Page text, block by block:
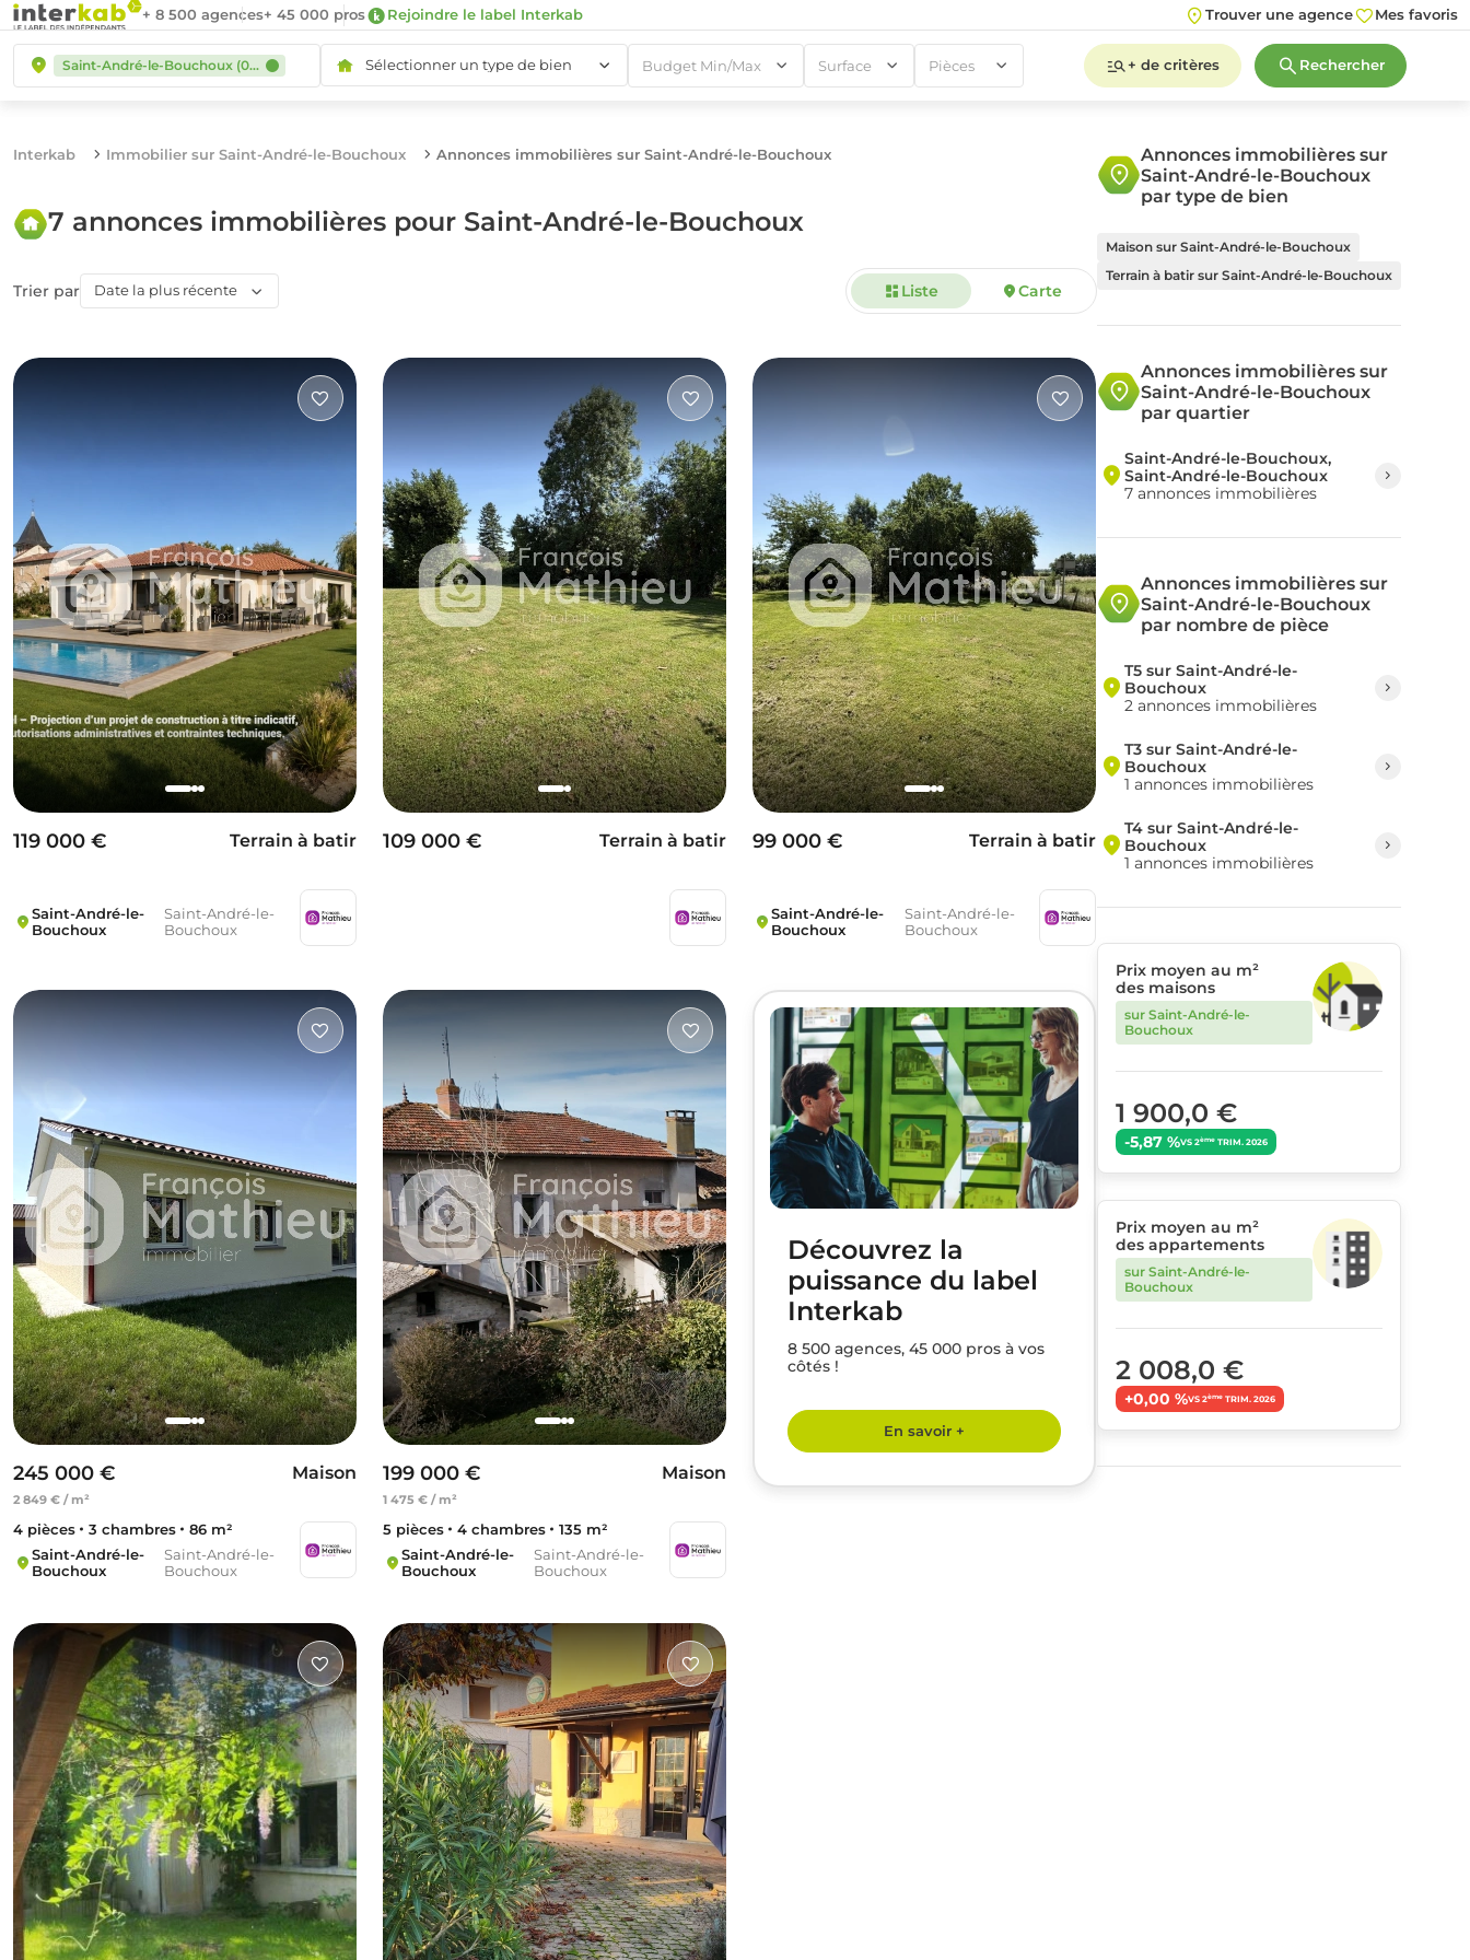
+ 8 500 agences+ 45 000 pros Rejoindre le label Interkab Trouver une agence Mes favoris
Saint-André-le-Bouchoux (01240) Sélectionner un type de bien Budget Min/Max Surface Pièces
5+
2 3 4
+ de critères Rechercher
Interkab Immobilier sur Saint-André-le-Bouchoux Annonces immobilières sur Saint-André-le-Bouchoux
7 annonces immobilières pour Saint-André-le-Bouchoux
Trier par Date la plus récente Liste Carte
119 000 € Terrain à batir
Saint-André-le-
Bouchoux
Saint-André-le-
Bouchoux
109 000 € Terrain à batir 99 000 € Terrain à batir
Saint-André-le-
Bouchoux
Saint-André-le-
Bouchoux
245 000 €
2 849 € / m²
Maison
4 pièces 3 chambres
86 m²
Saint-André-le-
Bouchoux
Saint-André-le-
Bouchoux
199 000 €
1 475 € / m²
Maison
5 pièces 4 chambres
135 m²
Saint-André-le-
Bouchoux
Saint-André-le-
Bouchoux
Découvrez la
puissance du label
Interkab
8 500 agences, 45 000 pros à vos
côtés !
En savoir +
Annonces immobilières sur
Saint-André-le-Bouchoux
par type de bien
Maison sur Saint-André-le-Bouchoux
Terrain à batir sur Saint-André-le-Bouchoux
Annonces immobilières sur
Saint-André-le-Bouchoux
par quartier
Saint-André-le-Bouchoux,
Saint-André-le-Bouchoux
7 annonces immobilières
Annonces immobilières sur
Saint-André-le-Bouchoux
par nombre de pièce
T5 sur Saint-André-le-
Bouchoux
2 annonces immobilières
T3 sur Saint-André-le-
Bouchoux
1 annonces immobilières
T4 sur Saint-André-le-
Bouchoux
1 annonces immobilières
Prix moyen au m²
des maisons
sur Saint-André-le-
Bouchoux
1 900,0 €
-5,87 %VS 2èmeTRIM. 2026
Prix moyen au m²
des appartements
sur Saint-André-le-
Bouchoux
2 008,0 €
+0,00 %VS 2èmeTRIM. 2026